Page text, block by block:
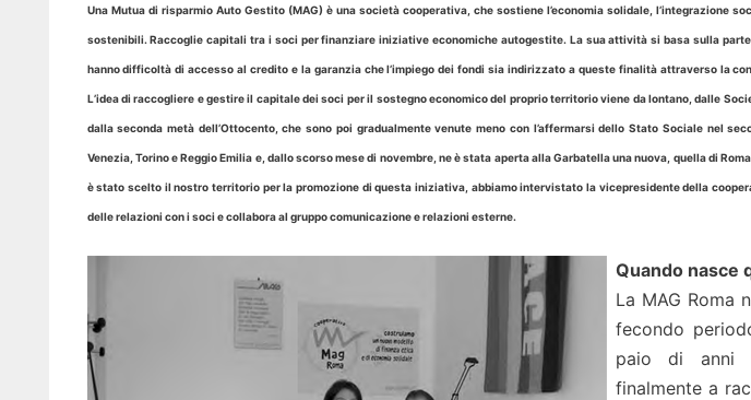
Una Mutua di risparmio Auto Gestito (MAG) è una società cooperativa, che sostiene l’economia solidale, l’integrazione
sostenibili. Raccoglie capitali tra i soci per finanziare iniziative economiche autogestite. La sua attività si basa sulla
hanno difficoltà di accesso al credito e la garanzia che l’impiego dei fondi sia indirizzato a queste finalità attraverso la
L’idea di raccogliere e gestire il capitale dei soci per il sostegno economico del proprio territorio viene da lontano, dalle
dalla seconda metà dell’Ottocento, che sono poi gradualmente venute meno con l’affermarsi dello Stato Sociale nel
Venezia, Torino e Reggio Emilia e, dallo scorso mese di novembre, ne è stata aperta alla Garbatella una nuova, quella di
è stato scelto il nostro territorio per la promozione di questa iniziativa, abbiamo intervistato la vicepresidente della
delle relazioni con i soci e collabora al gruppo comunicazione e relazioni esterne.
Quando nasce
La MAG Roma
fecondo
paio di anni
finalmente a